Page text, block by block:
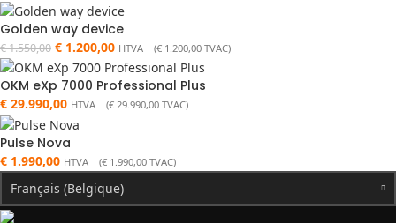
Golden way device
€1.550,00 € 1.200,00 HTVA (€ 1.200,00 TVAC)
OKM eXp 7000 Professional Plus
€ 29.990,00 HTVA (€ 29.990,00 TVAC)
Pulse Nova
€ 1.990,00 HTVA (€ 1.990,00 TVAC)
Français (Belgique)